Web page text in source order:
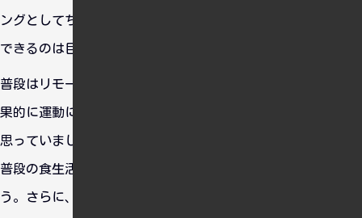
ングとしてちょうど良い運動量のようです。数値で歩数を把握
できるのは目安にもなり、便利だと感じています。
普段はリモートワークで家にこもりがちですが、買い出しが結
果的に運動になっています。動く機会が少ないため太ったかと
思っていましたが、体重はむしろ減少。運動量の増加に加え、
普段の食生活や飲酒をしない生活習慣も影響しているのでしょ
う。さらに、夜遅くまで営業しているスーパーを利用すること